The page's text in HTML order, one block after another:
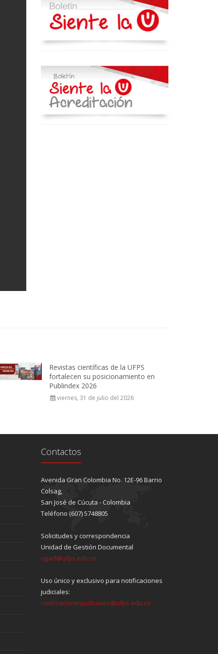
Revistas científicas de la UFPS
fortalecen su posicionamiento en
Publindex 2026
viernes, 31 de julio del 2026
Contactos
Avenida Gran Colombia No. 12E-96 Barrio
Colsag,
San José de Cúcuta - Colombia
Teléfono (607) 5748805
Solicitudes y correspondencia
Unidad de Gestión Documental
ugad@ufps.edu.co
Uso único y exclusivo para notificaciones
judiciales:
notificacionesjudiciales@ufps.edu.co